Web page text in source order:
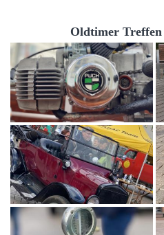
Oldtimer